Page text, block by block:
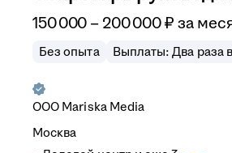
150 000 – 200 000₽ за
Без опыта Выплаты: Два раза
ООО Mariska Media
Москва